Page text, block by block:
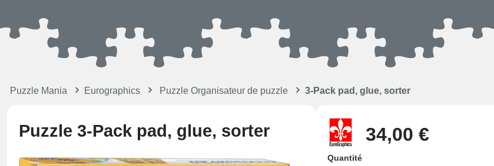
Puzzle Mania Eurographics Puzzle Organisateur de puzzle 3-Pack pad, glue, sorter
Puzzle 3-Pack pad, glue, sorter 34,00 €
Quantité